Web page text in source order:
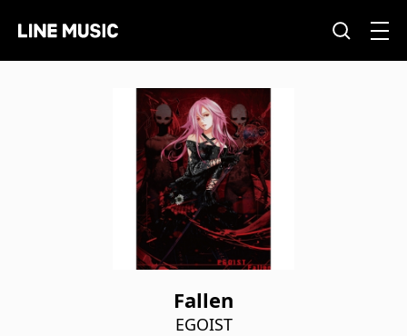
Fallen
EGOIST